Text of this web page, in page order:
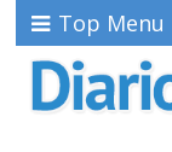
Top Menu